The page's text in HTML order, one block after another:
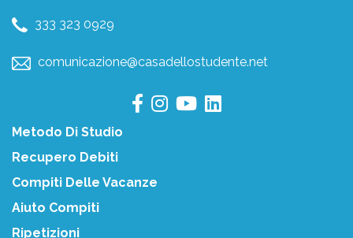
333 323 0929
comunicazione@casadellostudente.net
Metodo Di Studio
Recupero Debiti
Compiti Delle Vacanze
Aiuto Compiti
Ripetizioni